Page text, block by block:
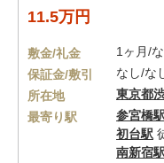
11.5万円
敷金/礼金
1ヶ月/
保証金/敷引
なし/な
所在地
東京都
最寄り駅
参宮橋駅
初台駅
南新宿駅